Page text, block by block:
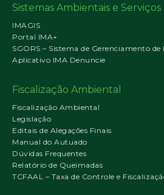
Sistemas Ambientais e Serviços
IMAGIS
Portal IMA+
SGORS – Sistema de Gerenciamento de
Aplicativo IMA Denuncie
Fiscalização Ambiental
Fiscalização Ambiental
Legislação
Editais de Alegações Finais
Manual do Autuado
Dúvidas Frequentes
Relatório de Queimadas
TCFAAL – Taxa de Controle e